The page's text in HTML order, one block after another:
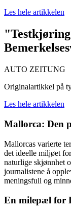
Les hele artikkelen
AUTO ZEITUNG
Originalartikkel på
Les hele artikkelen
Mallorca: Den
Mallorcas varierte
det ideelle miljøet
naturlige skjønnhet
journalistene å
meningsfull og
En milepæl for